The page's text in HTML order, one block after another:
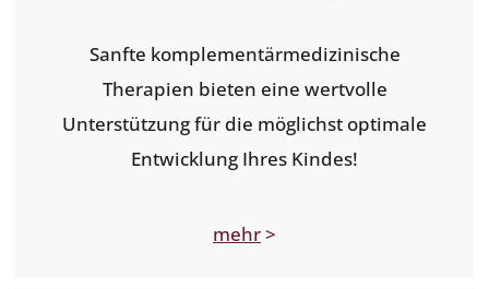
Sanfte komplementärmedizinische
Therapien bieten eine wertvolle
Unterstützung für die möglichst optimale
Entwicklung Ihres Kindes!
mehr>